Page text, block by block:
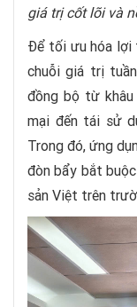
giá trị cốt lõi và
Để tối ưu hóa lợi
chuỗi giá trị
đồng bộ từ khâu
mại đến tái sử
Trong đó, ứng
đòn bẩy bắt
sản Việt trên